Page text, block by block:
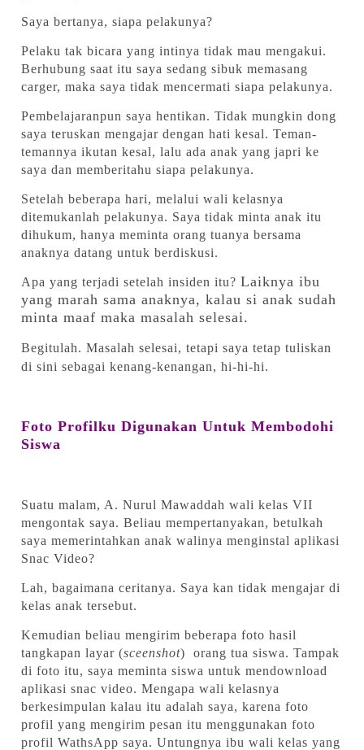
Saya bertanya, siapa pelakunya?
Pelaku tak bicara yang intinya tidak mau mengakui.
Berhubung saat itu saya sedang sibuk memasang
carger, maka saya tidak mencermati siapa pelakunya.
Pembelajaranpun saya hentikan. Tidak mungkin dong
saya teruskan mengajar dengan hati kesal. Teman-
temannya ikutan kesal, lalu ada anak yang japri ke
saya dan memberitahu siapa pelakunya.
Setelah beberapa hari, melalui wali kelasnya
ditemukanlah pelakunya. Saya tidak minta anak itu
dihukum, hanya meminta orang tuanya bersama
anaknya datang untuk berdiskusi.
Apa yang terjadi setelah insiden itu? Laiknya ibu
yang marah sama anaknya, kalau si anak sudah
minta maaf maka masalah selesai.
Begitulah. Masalah selesai, tetapi saya tetap tuliskan
di sini sebagai kenang-kenangan, hi-hi-hi.
Foto Profilku Digunakan Untuk Membodohi
Siswa
Suatu malam, A. Nurul Mawaddah wali kelas VII
mengontak saya. Beliau mempertanyakan, betulkah
saya memerintahkan anak walinya menginstal aplikasi
Snac Video?
Lah, bagaimana ceritanya. Saya kan tidak mengajar di
kelas anak tersebut.
Kemudian beliau mengirim beberapa foto hasil
tangkapan layar (sceenshot) orang tua siswa. Tampak
di foto itu, saya meminta siswa untuk mendownload
aplikasi snac video. Mengapa wali kelasnya
berkesimpulan kalau itu adalah saya, karena foto
profil yang mengirim pesan itu menggunakan foto
profil WathsApp saya. Untungnya ibu wali kelas yang